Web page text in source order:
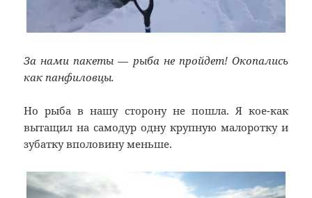
За нами пакеты — рыба не пройдет! Окопались
как панфиловцы.
Но рыба в нашу сторону не пошла. Я кое-как
вытащил на самодур одну крупную малоротку и
зубатку вполовину меньше.